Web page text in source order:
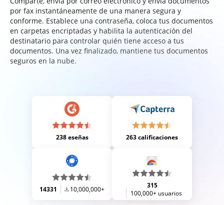
por fax instantáneamente de una manera segura y
conforme. Establece una contraseña, coloca tus documentos
en carpetas encriptadas y habilita la autenticación del
destinatario para controlar quién tiene acceso a tus
documentos. Una vez finalizado, mantiene tus documentos
seguros en la nube.
238 eseñas 263 calificaciones
14331 10,000,000+
315
100,000+ usuarios